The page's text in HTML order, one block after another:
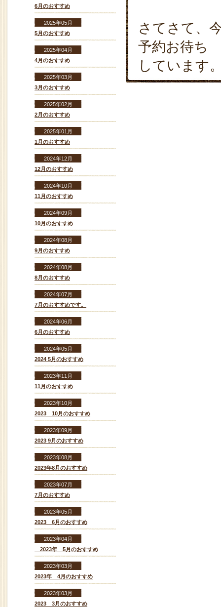
さてさて、
予約お待ち
しています
6月のおすすめ
2025年05月
5月のおすすめ
2025年04月
4月のおすすめ
2025年03月
3月のおすすめ
2025年02月
2月のおすすめ
2025年01月
1月のおすすめ
2024年12月
12月のおすすめ
2024年10月
11月のおすすめ
2024年09月
10月のおすすめ
2024年08月
9月のおすすめ
2024年08月
8月のおすすめ
2024年07月
7月のおすすめです。
2024年06月
6月のおすすめ
2024年05月
2024 5月のおすすめ
2023年11月
11月のおすすめ
2023年10月
2023 10月のおすすめ
2023年09月
2023 9月のおすすめ
2023年08月
2023年8月のおすすめ
2023年07月
7月のおすすめ
2023年05月
2023 6月のおすすめ
2023年04月
2023年 5月のおすすめ
2023年03月
2023年 4月のおすすめ
2023年03月
2023 3月のおすすめ